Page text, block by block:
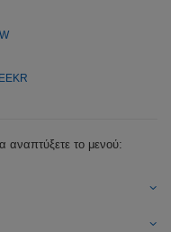
αναπτύξετε το μενού: